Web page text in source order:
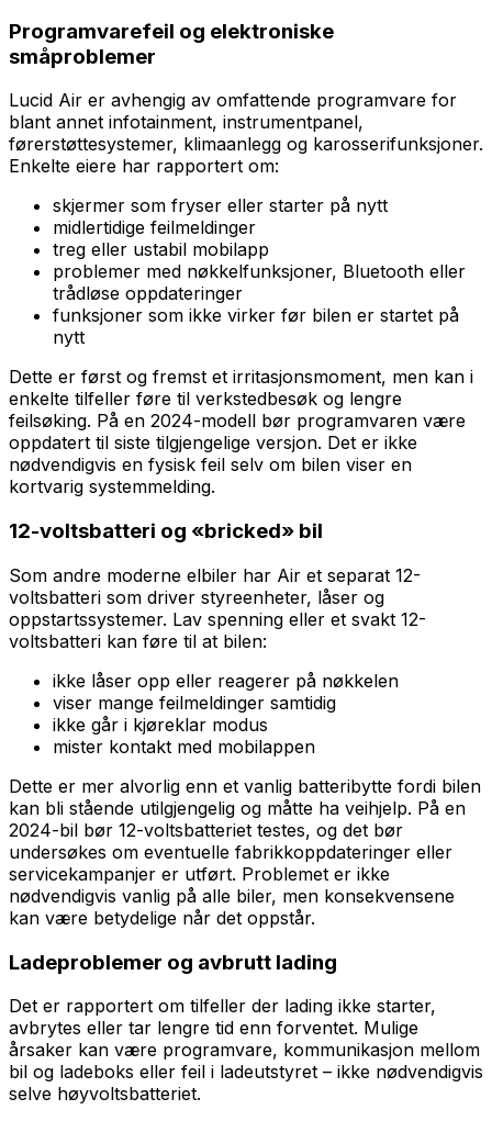
Programvarefeil og elektroniske
småproblemer
Lucid Air er avhengig av omfattende programvare for
blant annet infotainment, instrumentpanel,
førerstøttesystemer, klimaanlegg og karosserifunksjoner.
Enkelte eiere har rapportert om:
skjermer som fryser eller starter på nytt
midlertidige feilmeldinger
treg eller ustabil mobilapp
problemer med nøkkelfunksjoner, Bluetooth eller
trådløse oppdateringer
funksjoner som ikke virker før bilen er startet på
nytt
Dette er først og fremst et irritasjonsmoment, men kan i
enkelte tilfeller føre til verkstedbesøk og lengre
feilsøking. På en 2024-modell bør programvaren være
oppdatert til siste tilgjengelige versjon. Det er ikke
nødvendigvis en fysisk feil selv om bilen viser en
kortvarig systemmelding.
12-voltsbatteri og «bricked» bil
Som andre moderne elbiler har Air et separat 12-
voltsbatteri som driver styreenheter, låser og
oppstartssystemer. Lav spenning eller et svakt 12-
voltsbatteri kan føre til at bilen:
ikke låser opp eller reagerer på nøkkelen
viser mange feilmeldinger samtidig
ikke går i kjøreklar modus
mister kontakt med mobilappen
Dette er mer alvorlig enn et vanlig batteribytte fordi bilen
kan bli stående utilgjengelig og måtte ha veihjelp. På en
2024-bil bør 12-voltsbatteriet testes, og det bør
undersøkes om eventuelle fabrikkoppdateringer eller
servicekampanjer er utført. Problemet er ikke
nødvendigvis vanlig på alle biler, men konsekvensene
kan være betydelige når det oppstår.
Ladeproblemer og avbrutt lading
Det er rapportert om tilfeller der lading ikke starter,
avbrytes eller tar lengre tid enn forventet. Mulige
årsaker kan være programvare, kommunikasjon mellom
bil og ladeboks eller feil i ladeutstyret – ikke nødvendigvis
selve høyvoltsbatteriet.